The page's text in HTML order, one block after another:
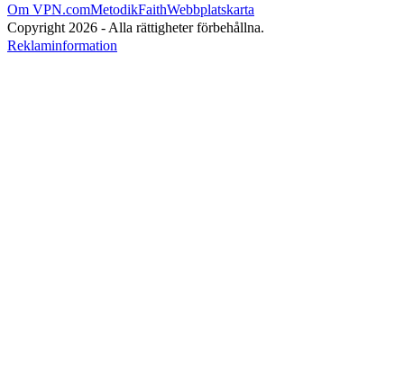
Om VPN.comMetodikFaithWebbplatskarta
Copyright 2026 - Alla rättigheter förbehållna.
Reklaminformation